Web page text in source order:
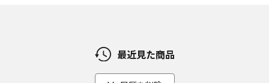
最近見た商品